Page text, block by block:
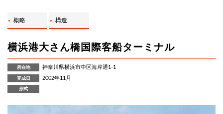
概略 構造
横浜港大さん橋国際客船ターミナル
所在地 神奈川県横浜市中区海岸通1-1
完成日 2002年11月
形式